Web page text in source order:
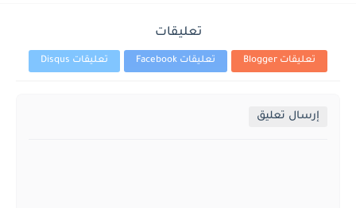
تعليقات
تعليقات Blogger تعليقات Facebook تعليقات Disqus
إرسال تعليق